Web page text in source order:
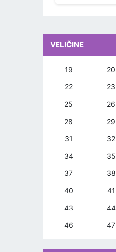
VELIČINE
19 20
22 23
25 26
28 29
31 32
34 35
37 38
40 41
43 44
46 47